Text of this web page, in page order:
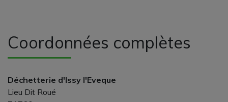
Coordonnées complètes
Déchetterie d'Issy l'Eveque
Lieu Dit Roué